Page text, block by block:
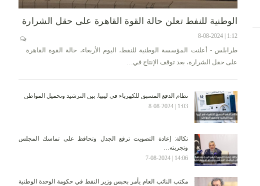
الوطنية للنفط تعلن حالة القوة القاهرة على حقل الشرارة
1:12 | 8-08-2024
طرابلس - أعلنت المؤسسة الوطنية للنفط، اليوم الأربعاء، حالة القوة القاهرة
على حقل الشرارة، بعد توقف الإنتاج في…
نظام الدفع المسبق للكهرباء في ليبيا: بين الترشيد وتحميل المواطن
1:03 | 8-08-2024
تكالة: إعادة التصويت ترفع الجدل وتحافظ على تماسك المجلس
وتجربته…
14:06 | 7-08-2024
مكتب النائب العام يأمر بحبس وزير النفط في حكومة الوحدة الوطنية